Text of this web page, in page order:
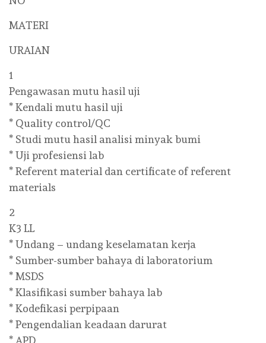
MATERI
URAIAN
1
Pengawasan mutu hasil uji
* Kendali mutu hasil uji
* Quality control/QC
* Studi mutu hasil analisi minyak bumi
* Uji profesiensi lab
* Referent material dan certificate of referent
materials
2
K3 LL
* Undang – undang keselamatan kerja
* Sumber-sumber bahaya di laboratorium
* MSDS
* Klasifikasi sumber bahaya lab
* Kodefikasi perpipaan
* Pengendalian keadaan darurat
* APD